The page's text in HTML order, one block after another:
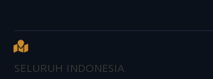
SELURUH INDONESIA